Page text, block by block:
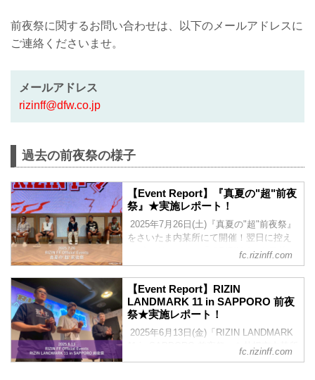
前夜祭に関するお問い合わせは、以下のメールアドレスに
ご連絡くださいませ。
メールアドレス
rizinff@dfw.co.jp
過去の前夜祭の様子
【Event Report】『真夏の"超"前夜
祭』★実施レポート！
2025年7月26日(土)『真夏の"超"前夜祭』
をさいたま内某所にて開催！翌日に控え
るビッグイベント「超RIZIN.4」を目前
に、選手とファンが直接交流できる特別
なイベントとして、大きな盛り上がりを
見せた前夜祭！当日の様子をレポートに
てお届けいたします！強者・超強者会員
様限定で「前夜祭ムービー」も公開！
▽『真夏の"超"前夜祭』の概要はこちら
の"超"前夜祭』ファンクラブ参加者大募
fc.rizinff.com
【Event Report】RIZIN
LANDMARK 11 in SAPPORO 前夜
祭★実施レポート！
2025年6月13日(金)「RIZIN LANDMARK
11 in SAPPORO 前夜祭」を札幌市内某所
にて開催！当日の様子をレポートにして
fc.rizinff.com